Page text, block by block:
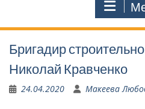
Бригадир
Николай Крав­ченко
24.04.2020 Макеева